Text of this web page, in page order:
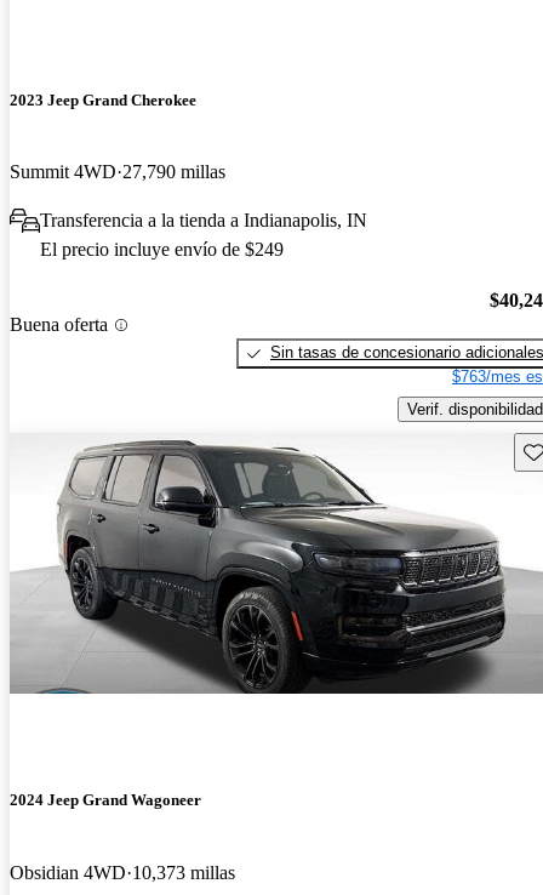
2023 Jeep Grand Cherokee
Summit 4WD 27,790 millas
Transferencia a la tienda a Indianapolis, IN
El precio incluye envío de $249
Buena oferta
Sin tasas de concesionario adicionales
$763/mes
Verif. disponibilidad
2024 Jeep Grand Wagoneer
Obsidian 4WD 10,373 millas